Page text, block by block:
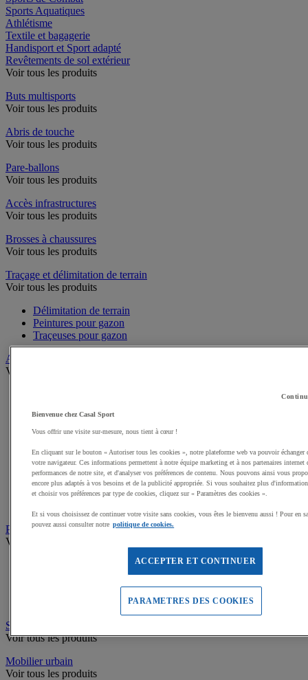
Sports Aquatiques
Athlétisme
Textile et bagagerie
Handisport et Sport adapté
Revêtements de sol extérieur
Voir tous les produits
Buts multisports
Voir tous les produits
Abris de touche
Voir tous les produits
Pare-ballons
Voir tous les produits
Accès infrastructures
Voir tous les produits
Brosses à chaussures
Voir tous les produits
Traçage et délimitation de terrain
Voir tous les produits
Délimitation de terrain
Peintures pour gazon
Traçeuses pour gazon
Aires de jeux exterieur
Voir tous les produits
Balançoires
Cabanes
Panneaux d'informations
Structures de jeux enfants
Jeux rotatifs, équilibre
Bacs à sable
Parcours sportif
Voir tous les produits
Matériel de Street Workout
Matériel pour parcours du combattant
Matériel pour parcours de Ninja
Stations de Fitness et Musculation extérieures
Voir tous les produits
Mobilier urbain
Voir tous les produits
Bienvenue chez Casal Sport
Vous offrir une visite sur-mesure, nous tient à cœur !
En cliquant sur le bouton « Autoriser tous les cookies », notre plateforme web va pouvoir échanger
votre navigateur. Ces informations permettent à notre équipe marketing et à nos partenaires internet
performances de notre site, et d'analyser vos préférences de contenu. Nous pouvons ainsi vous
encore plus adaptés à vos besoins et de la publicité appropriée. Si vous souhaitez plus
et choisir vos préférences par type de cookies, cliquez sur « Paramètres des cookies ».
Et si vous choisissez de continuer votre visite sans cookies, vous êtes le bienvenu aussi ! Pour en
pouvez aussi consulter notre politique de cookies.
ACCEPTER ET CONTINUER
PARAMETRES DES COOKIES